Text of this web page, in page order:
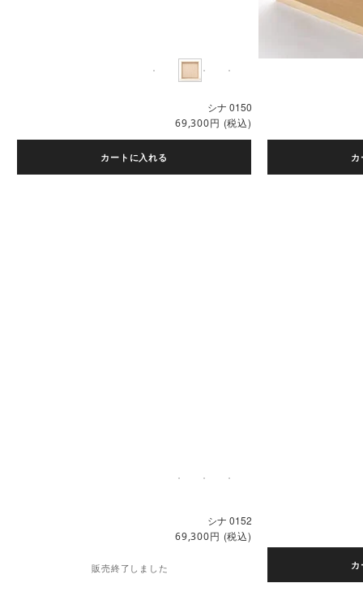
シナ 0150
69,300円 (税込)
カートに入れる カ
シナ 0152
69,300円 (税込)
販売終了しました カ